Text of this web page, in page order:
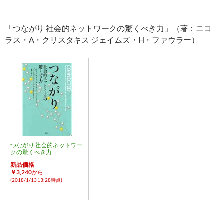
「つながり 社会的ネットワークの驚くべき力」（著：ニコ
ラス・A・クリスタキス ジェイムズ・H・ファウラー）
つながり 社会的ネットワー
クの驚くべき力
新品価格
￥3,240から
(2018/1/13 13:28時点)